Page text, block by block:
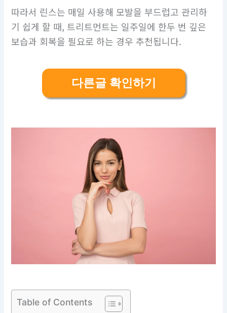
따라서 린스는 매일 사용해 모발을 부드럽고 관리하
기 쉽게 할 때, 트리트먼트는 일주일에 한두 번 깊은
보습과 회복을 필요로 하는 경우 추천됩니다.
다른글 확인하기
Table of Contents